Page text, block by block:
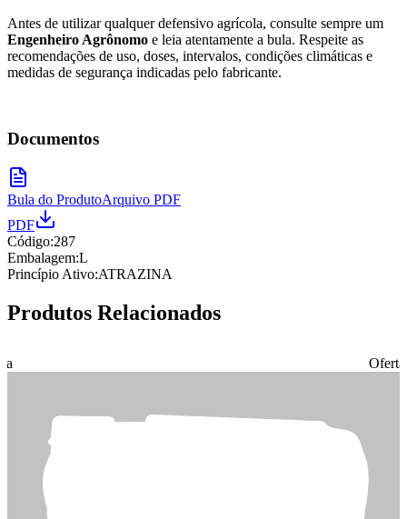
Antes de utilizar qualquer defensivo agrícola, consulte sempre um
Engenheiro Agrônomo e leia atentamente a bula. Respeite as
recomendações de uso, doses, intervalos, condições climáticas e
medidas de segurança indicadas pelo fabricante.
Documentos
Bula do ProdutoArquivo PDF
PDF
Código:287
Embalagem:L
Princípio Ativo:ATRAZINA
Produtos Relacionados
Oferta